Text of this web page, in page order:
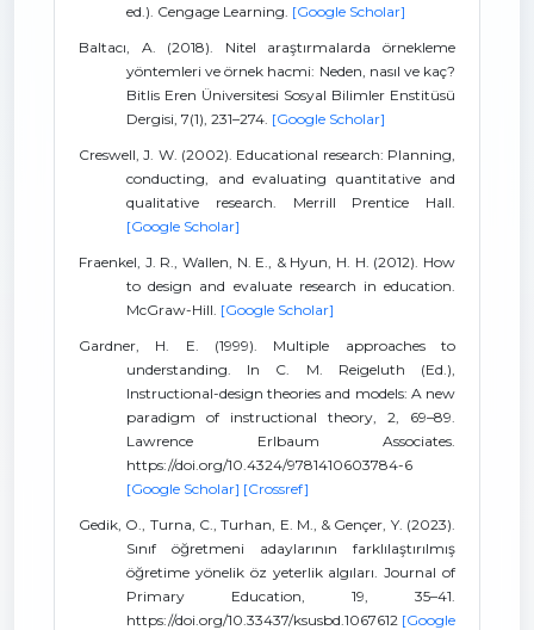
ed.). Cengage Learning. [Google Scholar]
Baltacı, A. (2018). Nitel araştırmalarda örnekleme
yöntemleri ve örnek hacmi: Neden, nasıl ve kaç?
Bitlis Eren Üniversitesi Sosyal Bilimler Enstitüsü
Dergisi, 7(1), 231–274. [Google Scholar]
Creswell, J. W. (2002). Educational research: Planning,
conducting, and evaluating quantitative and
qualitative research. Merrill Prentice Hall.
[Google Scholar]
Fraenkel, J. R., Wallen, N. E., & Hyun, H. H. (2012). How
to design and evaluate research in education.
McGraw-Hill. [Google Scholar]
Gardner, H. E. (1999). Multiple approaches to
understanding. In C. M. Reigeluth (Ed.),
Instructional-design theories and models: A new
paradigm of instructional theory, 2, 69–89.
Lawrence Erlbaum Associates.
https://doi.org/10.4324/9781410603784-6
[Google Scholar] [Crossref]
Gedik, O., Turna, C., Turhan, E. M., & Gençer, Y. (2023).
Sınıf öğretmeni adaylarının farklılaştırılmış
öğretime yönelik öz yeterlik algıları. Journal of
Primary Education, 19, 35–41.
https://doi.org/10.33437/ksusbd.1067612 [Google